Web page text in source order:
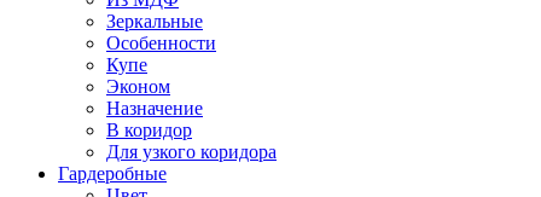
Зеркальные
Особенности
Купе
Эконом
Назначение
В коридор
Для узкого коридора
Гардеробные